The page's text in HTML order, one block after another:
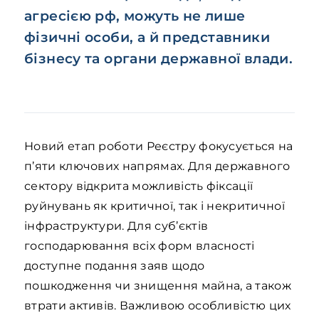
агресією рф, можуть не лише
фізичні особи, а й представники
бізнесу та органи державної влади.
Новий етап роботи Реєстру фокусується на
п’яти ключових напрямах. Для державного
сектору відкрита можливість фіксації
руйнувань як критичної, так і некритичної
інфраструктури. Для суб’єктів
господарювання всіх форм власності
доступне подання заяв щодо
пошкодження чи знищення майна, а також
втрати активів. Важливою особливістю цих